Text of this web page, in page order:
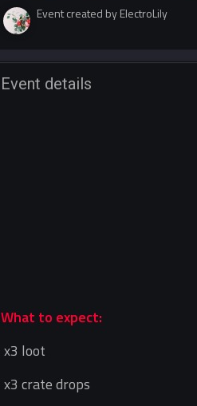
Event created by ElectroLily
Event details
What to expect:
x3 loot
x3 crate drops